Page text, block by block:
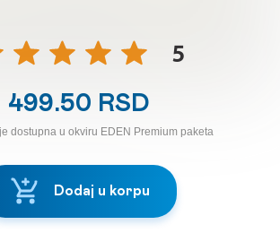
5
499.50 RSD
dostupna u okviru EDEN Premium paketa
Dodaj u korpu